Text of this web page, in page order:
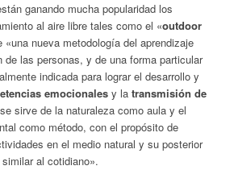
ganando mucha popularidad los
al aire libre tales como el «outdoor
«una nueva metodología del aprendizaje
de las personas, y de una forma particular
indicada para lograr el desarrollo y
emocionalesy la transmisión de
sirve de la naturaleza como aula y el
como método, con el propósito de
en el medio natural y su posterior
al cotidiano».